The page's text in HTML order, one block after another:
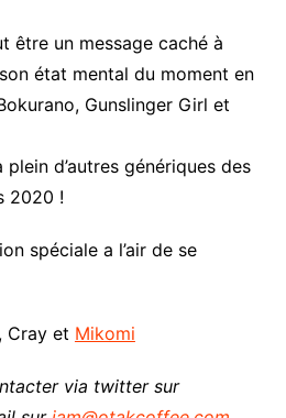
être un message caché à
état mental du moment en
Gunslinger Girl et
d’autres génériques des
2020 !
spéciale a l’air de se
, Cray et Mikomi
via twitter sur